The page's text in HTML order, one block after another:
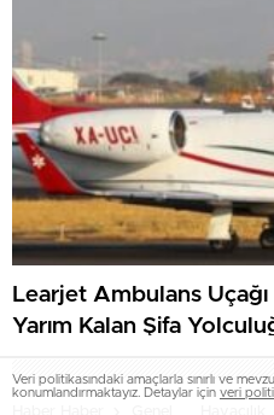
Learjet Ambulans
Yarım Kalan Şifa
Veri politikasındaki amaçlarla sınırlı ve
konumlandırmaktayız. Detaylar için veri